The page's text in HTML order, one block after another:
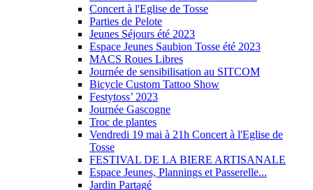
Concert à l'Eglise de Tosse
Parties de Pelote
Jeunes Séjours été 2023
Espace Jeunes Saubion Tosse été 2023
MACS Roues Libres
Journée de sensibilisation au SITCOM
Bicycle Custom Tattoo Show
Festytoss’ 2023
Journée Gascogne
Troc de plantes
Vendredi 19 mai à 21h Concert à l'Eglise de
Tosse
FESTIVAL DE LA BIERE ARTISANALE
Espace Jeunes, Plannings et Passerelle...
Jardin Partagé